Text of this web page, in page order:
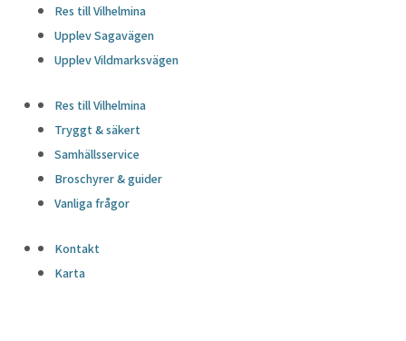
Res till Vilhelmina
Upplev Sagavägen
Upplev Vildmarksvägen
Res till Vilhelmina
Tryggt & säkert
Samhällsservice
Broschyrer & guider
Vanliga frågor
Kontakt
Karta